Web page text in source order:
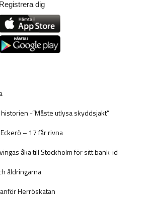
Registrera dig
-”Måste utlysa skyddsjakt”
– 17 får rivna
åka till Stockholm för sitt bank-id
åldringarna
Herröskatan